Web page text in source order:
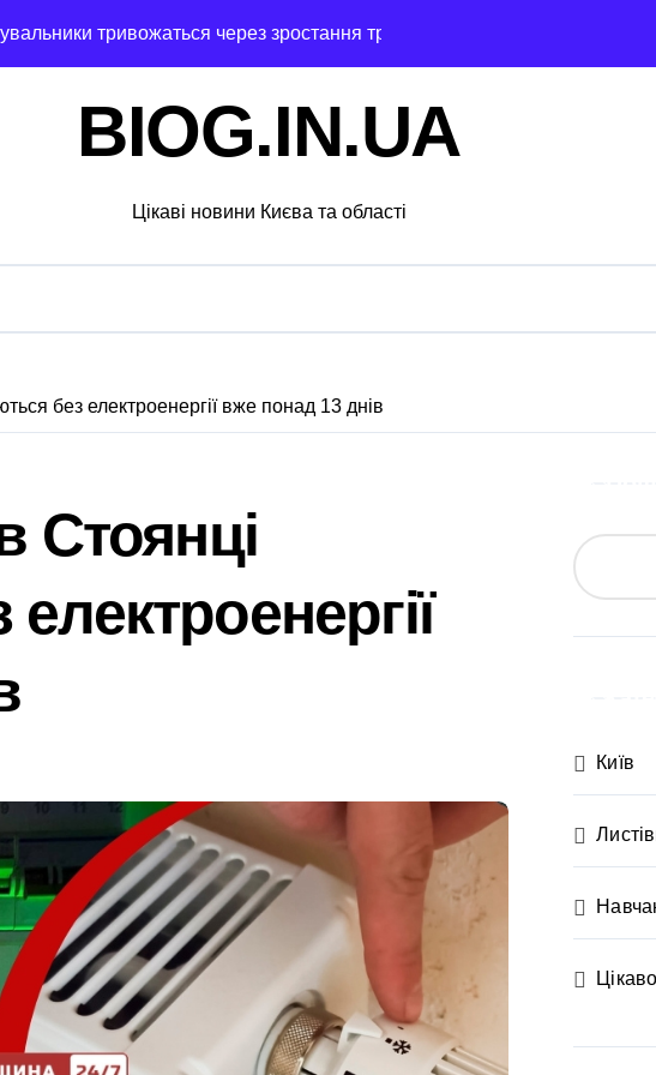
тривожаться через зростання трагедій
понад пів мільйона гривень під час ремонту зони «Вербне»
групу, що займалася вивезенням дезертирів з військових частин
річну дівчину, яка не повернулася додому після конфлікту
исследования
зброї: результати декларування в Києві
в Днепре: диагностика, обслуживание и замена деталей
мережі із 39 нелегальних казино
логістики
2 тисячі пожеж за рік у природних екосистемах
що займаються незаконною вирубкою лісу
і не помилитися з вибором
транспортної пригоди в селі Щербаки за участю двох
у Києві оновили центр репродуктивної медицини
стратегії»: критика політики безпеки Києва
BIOG.IN.UA
Цікаві новини Києва та області
без електроенергії вже понад 13 днів
Стоянці
Київ
Цікаво